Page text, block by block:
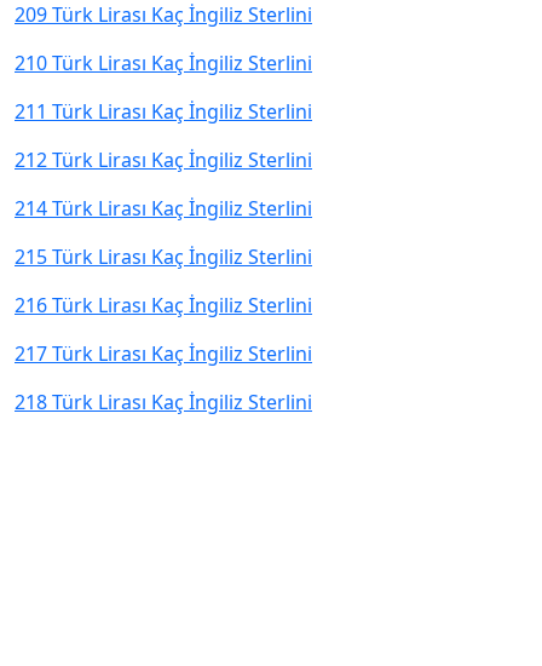
209 Türk Lirası Kaç İngiliz Sterlini
210 Türk Lirası Kaç İngiliz Sterlini
211 Türk Lirası Kaç İngiliz Sterlini
212 Türk Lirası Kaç İngiliz Sterlini
214 Türk Lirası Kaç İngiliz Sterlini
215 Türk Lirası Kaç İngiliz Sterlini
216 Türk Lirası Kaç İngiliz Sterlini
217 Türk Lirası Kaç İngiliz Sterlini
218 Türk Lirası Kaç İngiliz Sterlini